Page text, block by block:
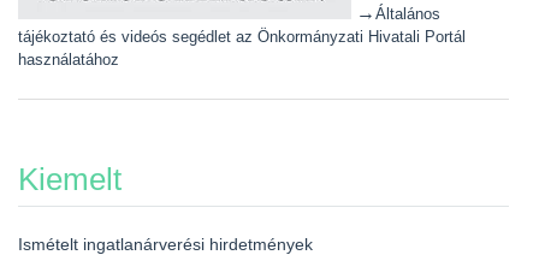
→ Általános
tájékoztató és videós segédlet az Önkormányzati Hivatali Portál
használatához
Kiemelt
Ismételt ingatlanárverési hirdetmények